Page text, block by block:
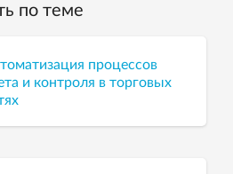
по теме
процессов
и контроля в торговых